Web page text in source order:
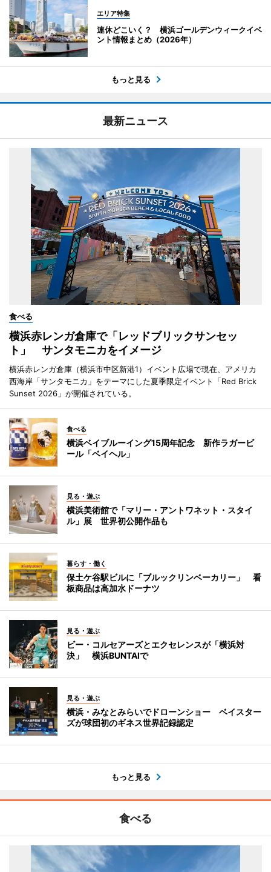
エリア特集
連休どこいく？ 横浜ゴールデンウィークイベ
ント情報まとめ（2026年）
もっと見る
最新ニュース
食べる
横浜赤レンガ倉庫で「レッドブリックサンセッ
ト」 サンタモニカをイメージ
横浜赤レンガ倉庫（横浜市中区新港1）イベント広場で現在、アメリカ
西海岸「サンタモニカ」をテーマにした夏季限定イベント「Red Brick
Sunset 2026」が開催されている。
食べる
横浜ベイブルーイング15周年記念 新作ラガービ
ール「ベイヘル」
見る・遊ぶ
横浜美術館で「マリー・アントワネット・スタイ
ル」展 世界初公開作品も
暮らす・働く
保土ケ谷駅ビルに「ブルックリンベーカリー」 看
板商品は高加水ドーナツ
見る・遊ぶ
ビー・コルセアーズとエクセレンスが「横浜対
決」 横浜BUNTAIで
見る・遊ぶ
横浜・みなとみらいでドローンショー ベイスター
ズが球団初のギネス世界記録認定
もっと見る
食べる